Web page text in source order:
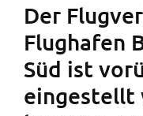
Der
Flughafen
Süd ist
eingestellt